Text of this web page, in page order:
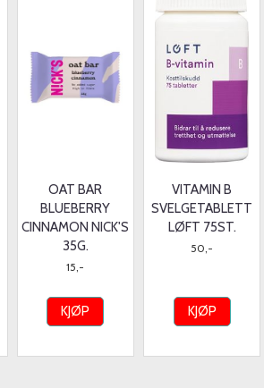
OAT BAR
BLUEBERRY
CINNAMON NICK'S
35G.
15,-
KJØP
VITAMIN B
SVELGETABLETT
LØFT 75ST.
50,-
KJØP